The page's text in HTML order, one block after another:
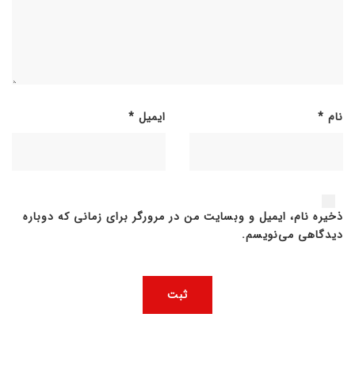
نام * ایمیل *
ذخیره نام، ایمیل و وبسایت من در مرورگر برای زمانی که دوباره
دیدگاهی می‌نویسم.